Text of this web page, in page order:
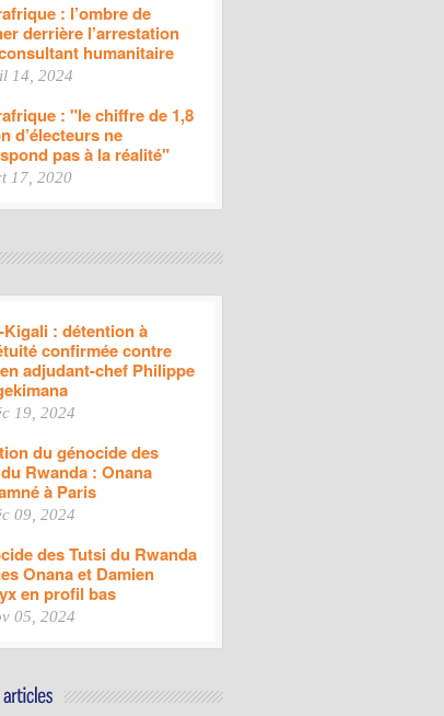
: l’ombre de
derrière l’arrestation
humanitaire
14, 2024
: "le chiffre de 1,8
d’électeurs ne
pas à la réalité"
17, 2020
Kigali : détention à
confirmée contre
adjudant-chef Philippe
19, 2024
du génocide des
Rwanda : Onana
à Paris
09, 2024
des Tutsi du Rwanda
Onana et Damien
en profil bas
05, 2024